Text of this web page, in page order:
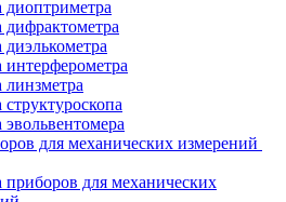
диоптриметра
дифрактометра
интерферометра
линзметра
для механических измерений
приборов для механических